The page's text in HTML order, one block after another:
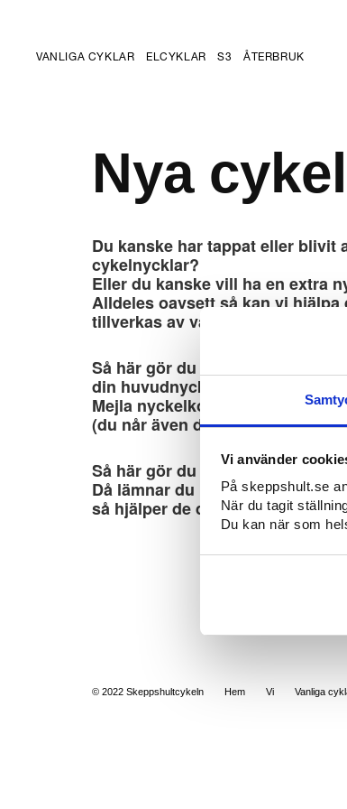
Vi använder
På skeppshult.se
När du tagit
Du kan när som
VANLIGA CYKLAR ELCYKLAR S3 ÅTERBRUK
Nya
Du kanske har tappat eller blivit
cykelnycklar?
Eller du kanske vill ha en extra
Alldeles oavsett så kan vi hjälpa
tillverkas av vår partner
Så här gör du om du har ditt
din huvudnyckel (tag med
Mejla nyckelkoden till
(du når även dem även via
Så här gör du om du inte har
Då lämnar du in cykeln till
så hjälper de dig att byta ut låset.
© 2022 Skeppshultcykeln Hem Vi Vanliga